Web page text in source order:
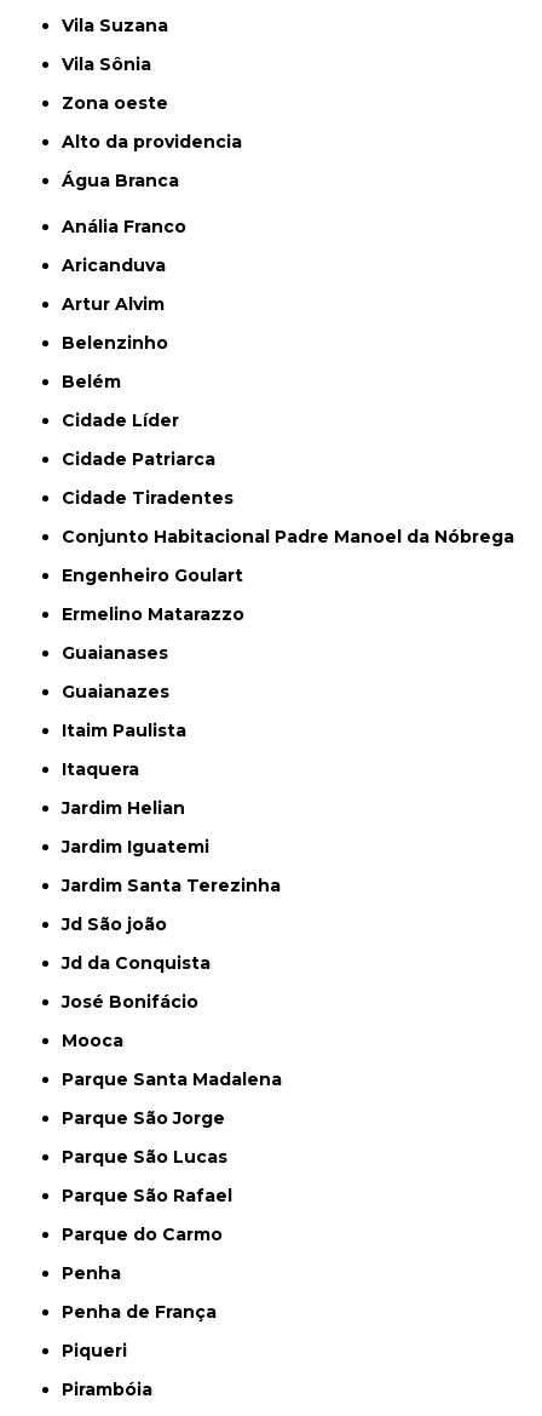
Vila Suzana
Vila Sônia
Zona oeste
alto da providencia
Água Branca
Anália Franco
Aricanduva
Artur Alvim
Belenzinho
Belém
Cidade Líder
Cidade Patriarca
Cidade Tiradentes
Conjunto Habitacional Padre Manoel da Nóbrega
Engenheiro Goulart
Ermelino Matarazzo
Guaianases
Guaianazes
Itaim Paulista
Itaquera
Jardim Helian
Jardim Iguatemi
Jardim Santa Terezinha
Jd São joão
Jd da Conquista
José Bonifácio
Mooca
Parque Santa Madalena
Parque São Jorge
Parque São Lucas
Parque São Rafael
Parque do Carmo
Penha
Penha de França
Piqueri
Pirambóia